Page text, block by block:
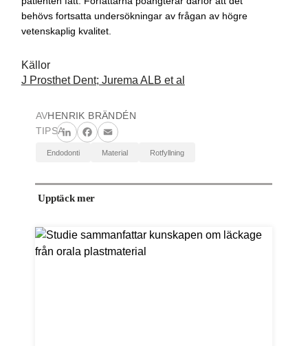
behövs fortsatta undersökningar av frågan av högre
vetenskaplig kvalitet.
Källor
J Prosthet Dent; Jurema ALB et al
AVHENRIK BRÄNDÉN
TIPSA
LinkedInFacebook
Email
endodonti material rotfyllning
Upptäck mer